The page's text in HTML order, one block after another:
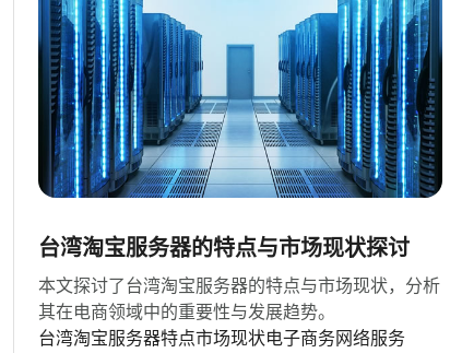
台湾淘宝服务器的特点与市场现状探讨
本文探讨了台湾淘宝服务器的特点与市场现状，分析
其在电商领域中的重要性与发展趋势。
台湾淘宝服务器特点市场现状电子商务网络服务